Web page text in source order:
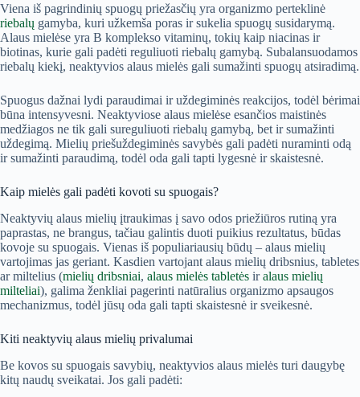
Viena iš pagrindinių spuogų priežasčių yra organizmo perteklinė
riebalų gamyba, kuri užkemša poras ir sukelia spuogų susidarymą.
Alaus mielėse yra B komplekso vitaminų, tokių kaip niacinas ir
biotinas, kurie gali padėti reguliuoti riebalų gamybą. Subalansuodamos
riebalų kiekį, neaktyvios alaus mielės gali sumažinti spuogų atsiradimą.
Spuogus dažnai lydi paraudimai ir uždegiminės reakcijos, todėl bėrimai
būna intensyvesni. Neaktyviose alaus mielėse esančios maistinės
medžiagos ne tik gali sureguliuoti riebalų gamybą, bet ir sumažinti
uždegimą. Mielių priešuždegiminės savybės gali padėti nuraminti odą
ir sumažinti paraudimą, todėl oda gali tapti lygesnė ir skaistesnė.
Kaip mielės gali padėti kovoti su spuogais?
Neaktyvių alaus mielių įtraukimas į savo odos priežiūros rutiną yra
paprastas, ne brangus, tačiau galintis duoti puikius rezultatus, būdas
kovoje su spuogais. Vienas iš populiariausių būdų – alaus mielių
vartojimas jas geriant. Kasdien vartojant alaus mielių dribsnius, tabletes
ar miltelius (mielių dribsniai, alaus mielės tabletės iralaus mielių
milteliai), galima ženkliai pagerinti natūralius organizmo apsaugos
mechanizmus, todėl jūsų oda gali tapti skaistesnė ir sveikesnė.
Kiti neaktyvių alaus mielių privalumai
Be kovos su spuogais savybių, neaktyvios alaus mielės turi daugybę
kitų naudų sveikatai. Jos gali padėti: